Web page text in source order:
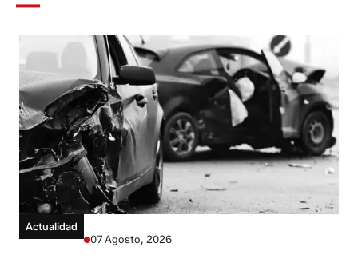
Actualidad
07 Agosto, 2026